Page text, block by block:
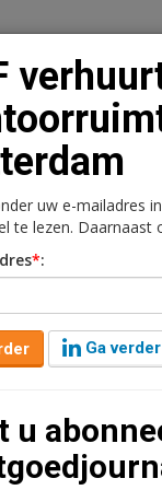
Vacaturebank
Kantoren
Trading B.V.
1.411,30 m²
uw e-mailadres
te lezen. Daarnaast
*:
Ga
u